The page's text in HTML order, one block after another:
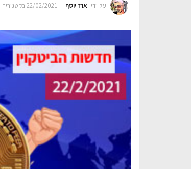
על ידי ארז יוסף 22/02/2021בקטגוריה‎